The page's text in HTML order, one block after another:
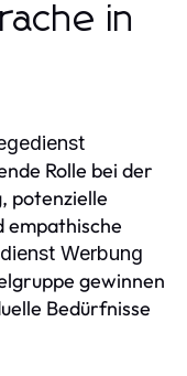
in
Rolle bei der
potenzielle
empathische
Werbung
gewinnen
Bedürfnisse